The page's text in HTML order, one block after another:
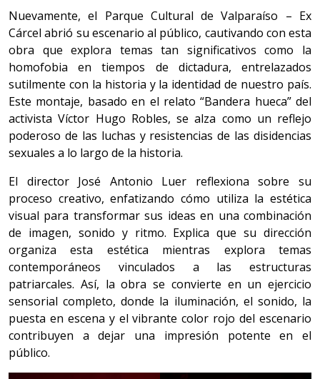
Nuevamente, el Parque Cultural de Valparaíso – Ex
Cárcel abrió su escenario al público, cautivando con esta
obra que explora temas tan significativos como la
homofobia en tiempos de dictadura, entrelazados
sutilmente con la historia y la identidad de nuestro país.
Este montaje, basado en el relato “Bandera hueca” del
activista Víctor Hugo Robles, se alza como un reflejo
poderoso de las luchas y resistencias de las disidencias
sexuales a lo largo de la historia.
El director José Antonio Luer reflexiona sobre su
proceso creativo, enfatizando cómo utiliza la estética
visual para transformar sus ideas en una combinación
de imagen, sonido y ritmo. Explica que su dirección
organiza esta estética mientras explora temas
contemporáneos vinculados a las estructuras
patriarcales. Así, la obra se convierte en un ejercicio
sensorial completo, donde la iluminación, el sonido, la
puesta en escena y el vibrante color rojo del escenario
contribuyen a dejar una impresión potente en el
público.